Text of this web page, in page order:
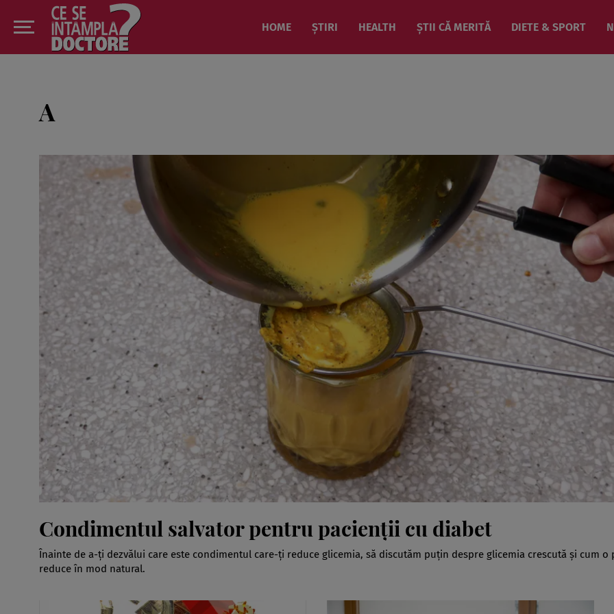
HOME ȘTIRI HEALTH ȘTII CĂ MERITĂ DIETE & SPORT
A
Condimentul salvator pentru pacienții cu diabet
Înainte de a-ți dezvălui care este condimentul care-ți reduce glicemia, să discutăm puțin despre glicemia crescută și cum o
reduce în mod natural.